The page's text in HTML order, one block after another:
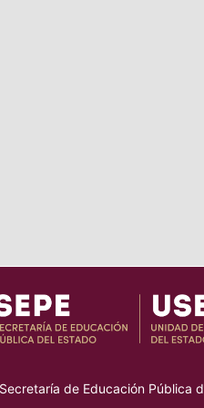
Secretaría de Educación Pública